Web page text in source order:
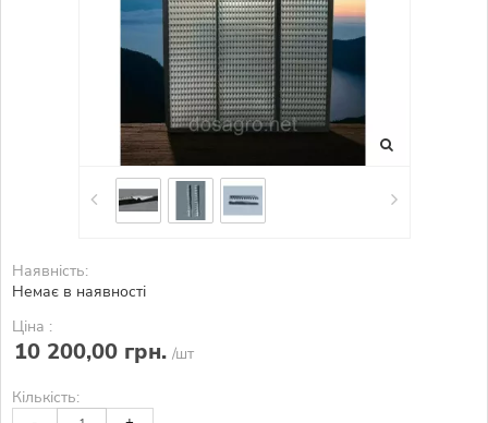
Наявність:
Немає в наявності
Ціна :
10 200,00 грн. /шт
Кількість: